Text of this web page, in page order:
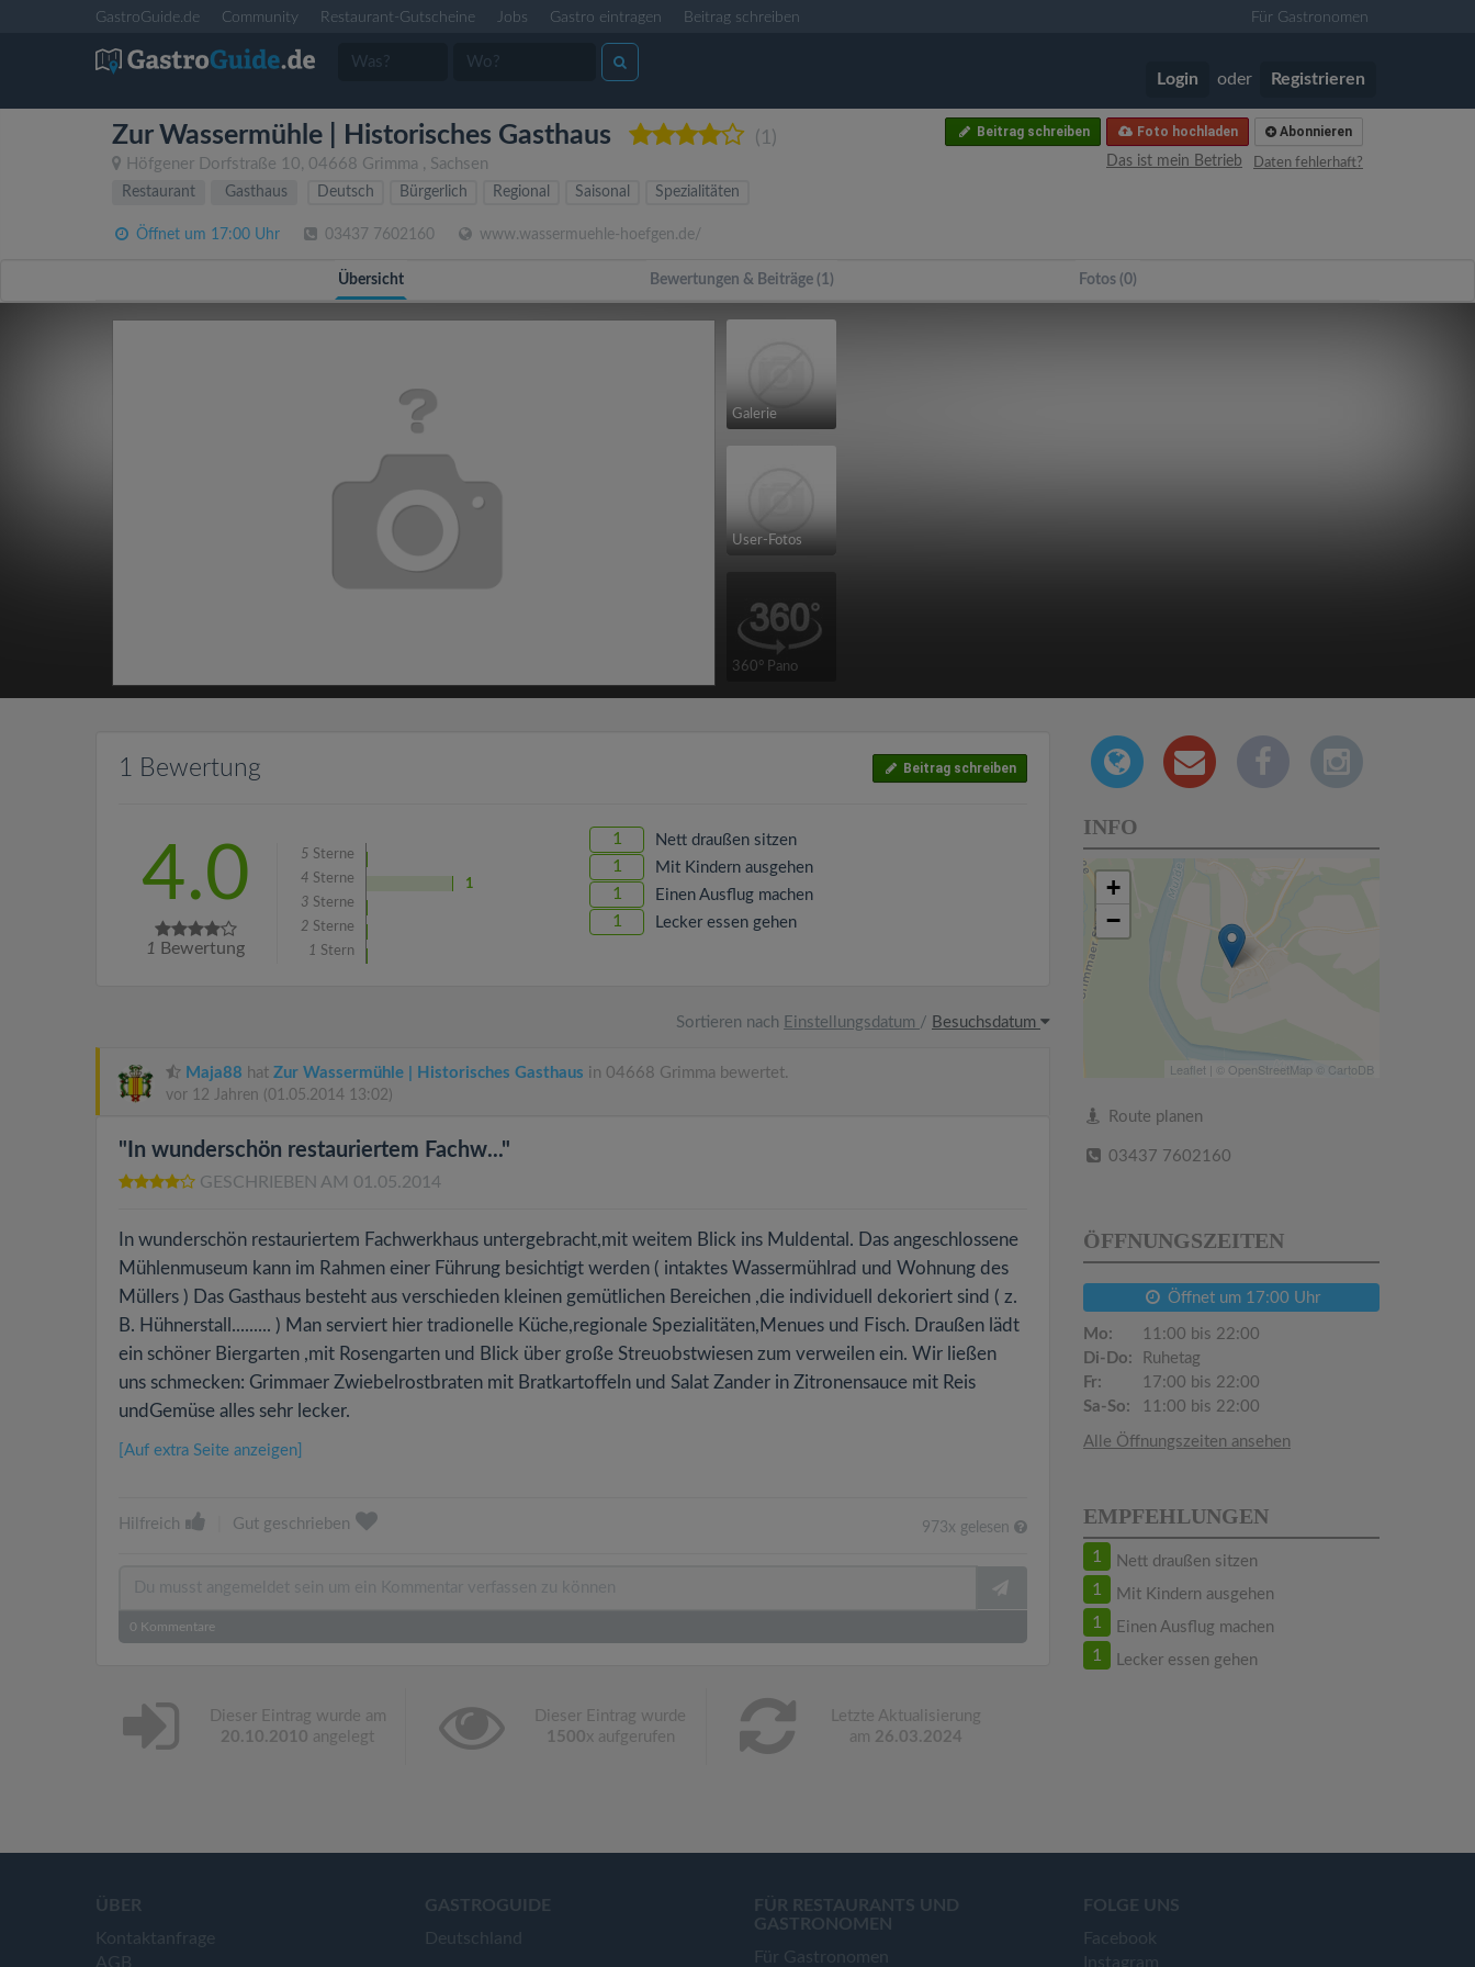
GastroGuide.de Community Restaurant-Gutscheine Jobs Gastro eintragen Beitrag schreiben Für Gastronomen
Login oder Registrieren
Zur Wassermühle | Historisches Gasthaus (1)
Höfgener Dorfstraße 10, 04668 Grimma , Sachsen
Abonnieren
Foto hochladen
Beitrag schreiben
Daten fehlerhaft?
Das ist mein Betrieb
Restaurant
Gasthaus Deutsch Bürgerlich Regional Saisonal Spezialitäten
Öffnet um 17:00 Uhr 03437 7602160 www.wassermuehle-hoefgen.de/
Übersicht Bewertungen & Beiträge (1) Fotos (0)
Galerie
User-Fotos
360° Pano
1 Bewertung Beitrag schreiben
4.0
1 Bewertung
5 Sterne
4 Sterne
1
3 Sterne
2 Sterne
1 Stern
1 Nett draußen sitzen
1 Mit Kindern ausgehen
1 Einen Ausflug machen
1 Lecker essen gehen
Sortieren nach Einstellungsdatum / Besuchsdatum
Maja88 hat Zur Wassermühle | Historisches Gasthaus in 04668 Grimma bewertet.
vor 12 Jahren (01.05.2014 13:02)
"In wunderschön restauriertem Fachw..."
GESCHRIEBEN AM 01.05.2014
In wunderschön restauriertem Fachwerkhaus untergebracht,mit weitem Blick ins Muldental. Das angeschlossene
Mühlenmuseum kann im Rahmen einer Führung besichtigt werden ( intaktes Wassermühlrad und Wohnung des
Müllers ) Das Gasthaus besteht aus verschieden kleinen gemütlichen Bereichen ,die individuell dekoriert sind ( z.
B. Hühnerstall......... ) Man serviert hier tradionelle Küche,regionale Spezialitäten,Menues und Fisch. Draußen lädt
ein schöner Biergarten ,mit Rosengarten und Blick über große Streuobstwiesen zum verweilen ein. Wir ließen
uns schmecken: Grimmaer Zwiebelrostbraten mit Bratkartoffeln und Salat Zander in Zitronensauce mit Reis
undGemüse alles sehr lecker.
[Auf extra Seite anzeigen]
Hilfreich Gut geschrieben 973x gelesen
0 Kommentare
Dieser Eintrag wurde am
20.10.2010 angelegt
Dieser Eintrag wurde
1500x aufgerufen
Letzte Aktualisierung
am 26.03.2024
INFO
+
−
Leaflet | © OpenStreetMap CartoDB
Route planen
03437 7602160
ÖFFNUNGSZEITEN
Öffnet um 17:00 Uhr
Mo:
11:00 bis 22:00
Di-Do:
Ruhetag
Fr:
17:00 bis 22:00
Sa-So:
11:00 bis 22:00
Alle Öffnungszeiten ansehen
EMPFEHLUNGEN
1 Nett draußen sitzen
1 Mit Kindern ausgehen
1 Einen Ausflug machen
1 Lecker essen gehen
ÜBER
Kontaktanfrage
AGB
GASTROGUIDE
Deutschland
FÜR RESTAURANTS UND
GASTRONOMEN
Für Gastronomen
FOLGE UNS
Facebook
Instagram